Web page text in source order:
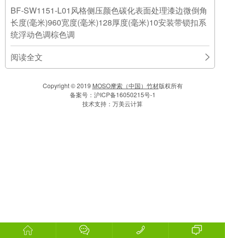
BF-SW1151-L01风格侧压颜色碳化表面处理漆边微倒角
长度(毫米)960宽度(毫米)128厚度(毫米)10安装带锁扣系
统浮动色调棕色调
阅读全文
Copyright © 2019 MOSO摩索（中国）竹材版权所有
备案号： 沪ICP备16050215号-1
技术支持： 万美云计算